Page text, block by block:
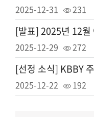
2025-12-31 231
[발표] 2025년 12월
2025-12-29 272
2025-12-22 192